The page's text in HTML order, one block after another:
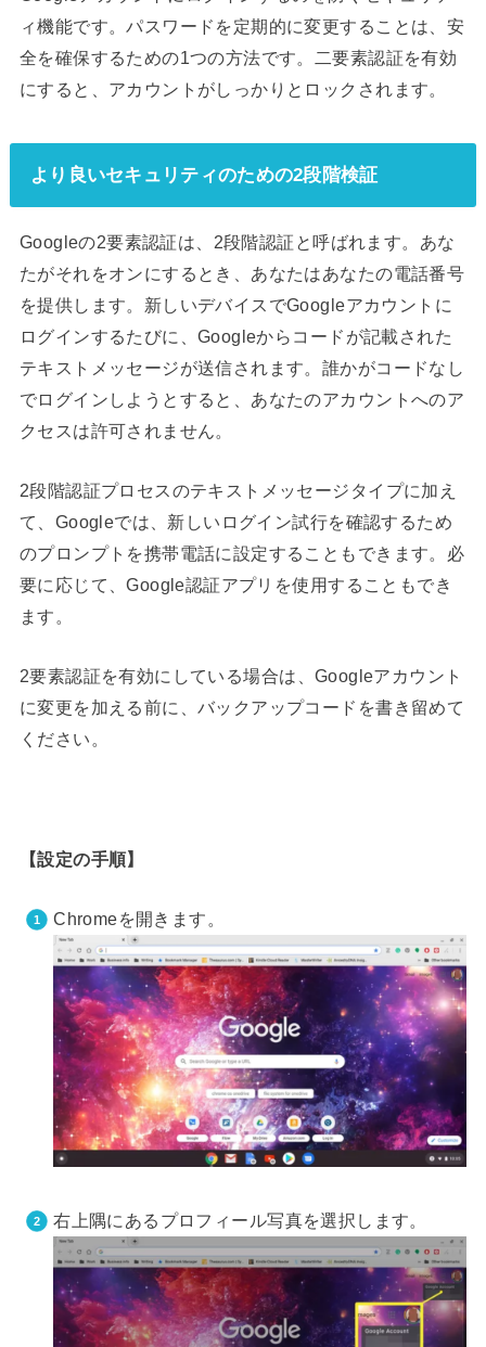
ィ機能です。パスワードを定期的に変更することは、安
全を確保するための1つの方法です。二要素認証を有効
にすると、アカウントがしっかりとロックされます。
より良いセキュリティのための2段階検証
Googleの2要素認証は、2段階認証と呼ばれます。あな
たがそれをオンにするとき、あなたはあなたの電話番号
を提供します。新しいデバイスでGoogleアカウントに
ログインするたびに、Googleからコードが記載された
テキストメッセージが送信されます。誰かがコードなし
でログインしようとすると、あなたのアカウントへのア
クセスは許可されません。
2段階認証プロセスのテキストメッセージタイプに加え
て、Googleでは、新しいログイン試行を確認するため
のプロンプトを携帯電話に設定することもできます。必
要に応じて、Google認証アプリを使用することもでき
ます。
2要素認証を有効にしてい る場合は、Googleアカウント
に変更を加える前に、バックアップコードを書き留めて
ください。
【設定の手順】
Chromeを開きます。
右上隅にあるプロフィール写真を選択します。